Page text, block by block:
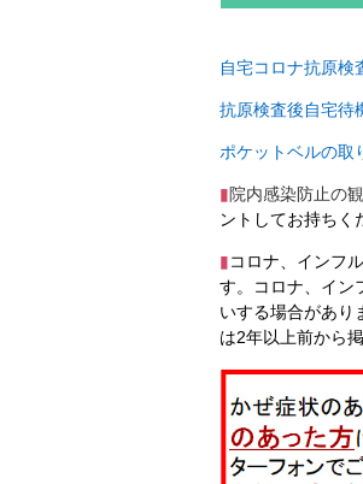
自宅コロナ抗原検
抗原検査後自宅待
ポケットベルの取
▮院内感染防止の
ントしてお持ちく
▮コロナ、インフ
す。コロナ、イン
いする場合があ
は2年以上前から